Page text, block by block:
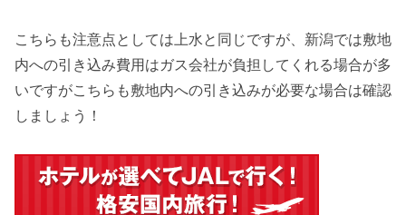
こちらも注意点としては上水と同じですが、新潟では敷地
内への引き込み費用はガス会社が負担してくれる場合が多
いですがこちらも敷地内への引き込みが必要な場合は確認
しましょう！